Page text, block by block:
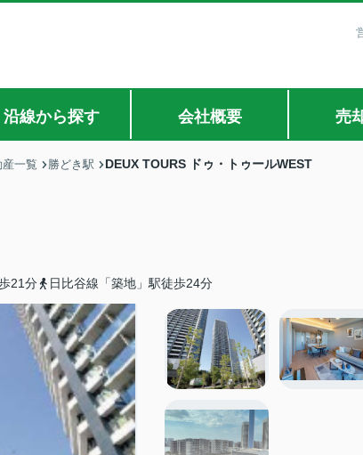
沿線から探す 会社概要 売
一覧 勝どき駅 DEUX TOURS ドゥ・トゥールWEST
21分 日比谷線「築地」駅徒歩24分